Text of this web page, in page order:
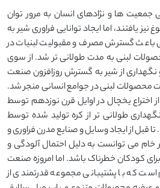
ها و نژادهای انسان به مرور توان
نیز یافتند، اما ایجاد توانایی فراوری شیر به
باعث گسترش مصرف و مقبولیت لبنیات در
لبنی به مدت طولانی تر شد. از سوی
نگهداری از شیر به گسترش روزافزون صنعت
محصولات لبنی در جوامع انسانی منجر شد.
اختراع یخچال در اوایل قرن نوزدهم توسط
طولانی تر از کره تولید شده توسط
قبل از ایجاد وسایل و صنایع مدرن فراوری و
خام می توانست به دلیل احتمال آلودگی و
کودکان خطرناک باشد. اما امروزه صنعت
که با پشتیبانی مجموعه قدرتمندی از